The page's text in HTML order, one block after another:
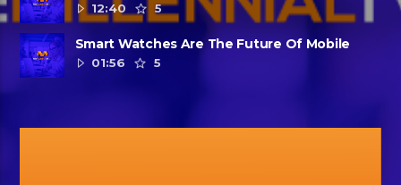
12:40
5
Smart Watches Are The Future Of Mobile
01:56
5